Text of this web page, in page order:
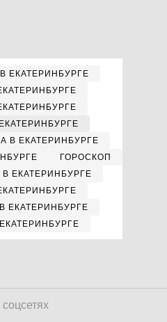
ЕКАТЕРИНБУРГЕ
В ЕКАТЕРИНБУРГЕ
ГОРОСКОП
ЕКАТЕРИНБУРГЕ
ЕКАТЕРИНБУРГЕ